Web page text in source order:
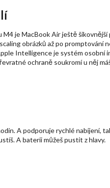
M4 je MacBook Air ještě
obrázků až po promptování
Intelligence je systém osobní
ochraně soukromí u něj
A podporuje rychlé nabíjení,
A baterii můžeš pustit z hlavy.